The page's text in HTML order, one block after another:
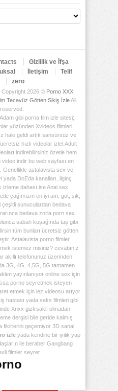
Gizlilik ve İfşa
İletişim
Telif
zero
Copyright 2026 © Porno XXX
Tecavüz Götten Sikiş İzleAll
gibi porna film izle sitesi;
yüzünden Xvideos filmleri
hale geldi artık sansürsüz ve
hızlı videolar izlet Adult
indirebilirsiniz özetle hem
indir bu web sayfası en
Genellikle astalavista sex ve
DoEda kanalları, ilginç
dahası ise Anal sex
çağımızın en iyi am, göt, sik,
sunuculardan bedava
bedava zorla porn sex
sabah kuşağında taş gibi
tüm bunları ücretsiz götten
Astalavista porno filmler
istemez misiniz? cevabınız
akıllı telefonunuz üzerinden
3G, 4G, 4,5G, 5G tamamen
yayınlanıyor online sex için
porno seyretmek isteyen
etmek için lez videosu arıyor
hastası yada seks filmleri gibi
Xnxx gizli saklı olmadan
dergisi bile geride kalmış
fikirlerini geçemiyor 3D sanal
izleyada kendine bir iyilik yap
ile beraber Gangbang
filmler seyret.